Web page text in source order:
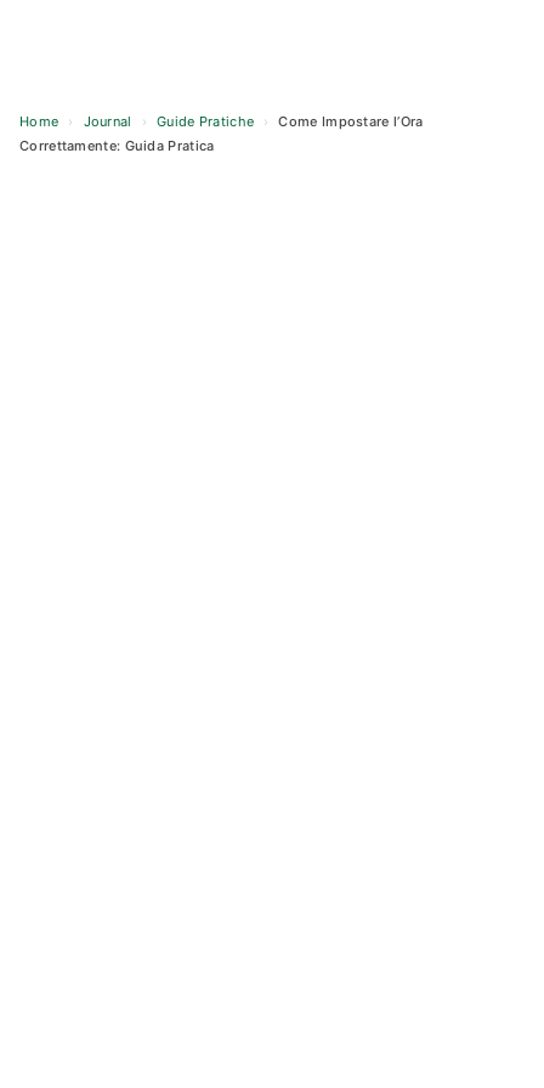
Home › Journal › Guide Pratiche ›
Come Impostare l’Ora
Correttamente: Guida Pratica